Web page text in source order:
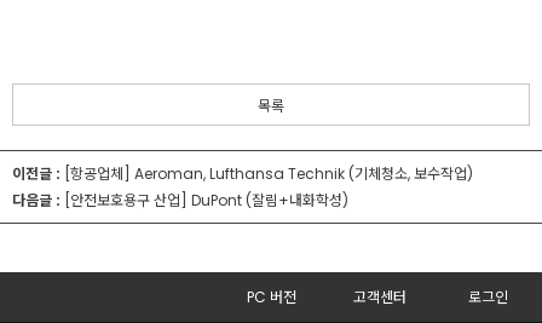
목록
이전글 : [항공업체] Aeroman, Lufthansa Technik (기체청소, 보수작업)
다음글 : [안전보호용구 산업] DuPont (잘림+내화학성)
PC 버전 고객센터 로그인